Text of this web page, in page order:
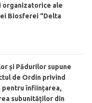
organizatorice ale
Biosferei “Delta
și Pădurilor supune
de Ordin privind
înființarea,
subunităților din